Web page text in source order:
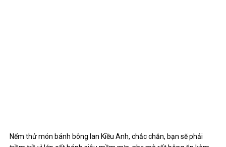
Nếm thử món bánh bông lan Kiều Anh, chắc chắn, bạn sẽ phải